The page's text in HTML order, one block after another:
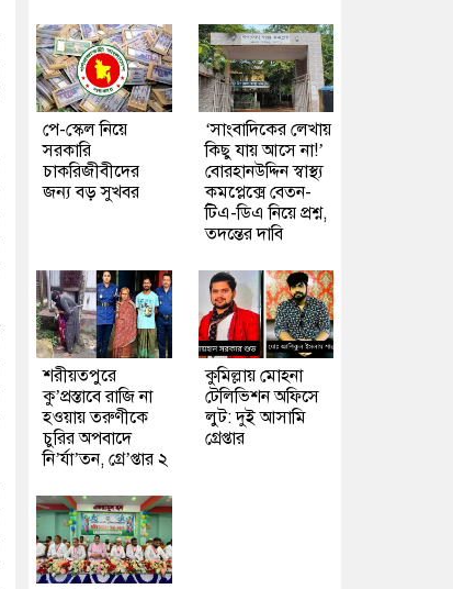
পে-স্কেল নিয়ে
সরকারি
চাকরিজীবীদের
জন্য বড় সুখবর
‘সাংবাদিকের লেখায়
কিছু যায় আসে না!’
বোরহানউদ্দিন স্বাস্থ্য
কমপ্লেক্সে বেতন-
টিএ-ডিএ নিয়ে প্রশ্ন,
তদন্তের দাবি
শরীয়তপুরে
কু’প্রস্তাবে রাজি না
হওয়ায় তরুণীকে
চুরির অপবাদে
নি’র্যা’তন, গ্রে’প্তার ২
কুমিল্লায় মোহনা
টেলিভিশন অফিসে
লুট: দুই আসামি
গ্রেপ্তার